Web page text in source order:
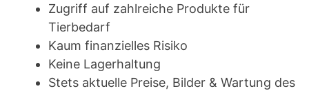
Zugriff auf zahlreiche Produkte für
Tierbedarf
Kaum finanzielles Risiko
Keine Lagerhaltung
Stets aktuelle Preise, Bilder & Wartung des